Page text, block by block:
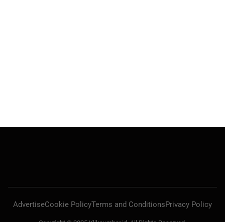
AdvertiseCookie PolicyTerms and ConditionsPrivacy Policy